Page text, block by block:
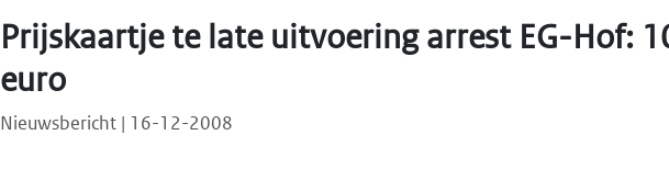
Prijskaartje te late uitvoering arrest EG-Hof:
euro
Nieuwsbericht | 16-12-2008